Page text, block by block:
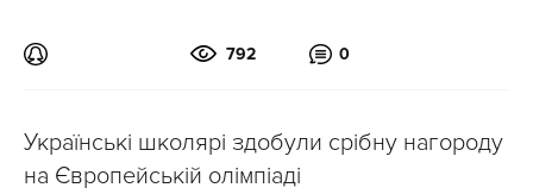
792 0
Українські школярі здобули срібну нагороду
на Європейській олімпіаді